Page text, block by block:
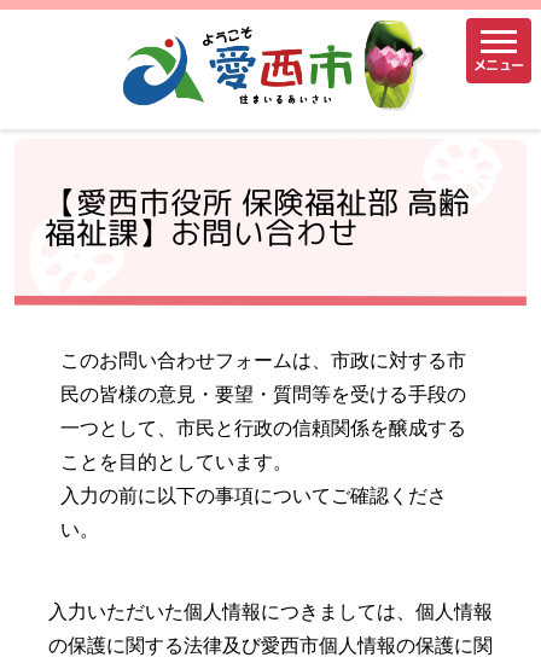
メニュー
【愛西市役所 保険福祉部 高齢
福祉課】お問い合わせ
このお問い合わせフォームは、市政に対する市
民の皆様の意見・要望・質問等を受ける手段の
一つとして、市民と行政の信頼関係を醸成する
ことを目的としています。
入力の前に以下の事項についてご確認くださ
い。
入力いただいた個人情報につきましては、個人情報
の保護に関する法律及び愛西市個人情報の保護に関